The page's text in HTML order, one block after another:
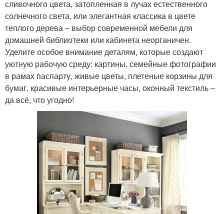
сливочного цвета, затопленная в лучах естественного
солнечного света, или элегантная классика в цвете
теплого дерева – выбор современной мебели для
домашней библиотеки или кабинета неорганичен.
Уделите особое внимание деталям, которые создают
уютную рабочую среду: картины, семейные фотографии
в рамах паспарту, живые цветы, плетеные корзины для
бумаг, красивые интерьерные часы, оконный текстиль –
да всё, что угодно!